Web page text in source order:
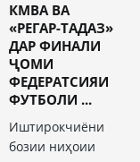
КМВА ВА
«РЕГАР-ТАДАЗ»
ДАР ФИНАЛИ
ҶОМИ
ФЕДЕРАТСИЯИ
ФУТБОЛИ ...
Иштирокчиёни
бозии ниҳоии